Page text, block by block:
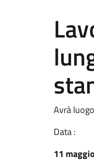
Avrà
Data :
11